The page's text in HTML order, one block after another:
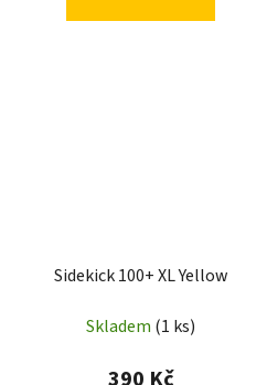
Sidekick 100+ XL Yellow
Skladem (1 ks)